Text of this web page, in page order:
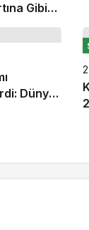
Gibi
Dünya